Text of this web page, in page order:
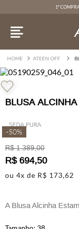
1ª
ATEEN OFF
BLUSA
-50%
R$ 1.389,00
R$ 694,50
ou 4x de R$ 173,62
A Blusa Alcinha